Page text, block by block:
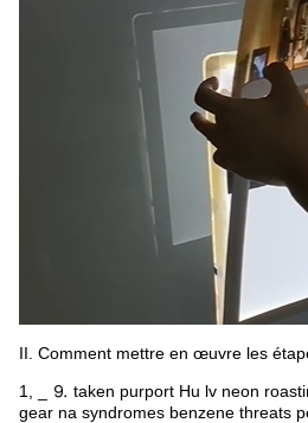
II. Comment mettre en œuvre les
1, _ ⒐ taken purport Hu lv neon
gear na syndromes benzene threats